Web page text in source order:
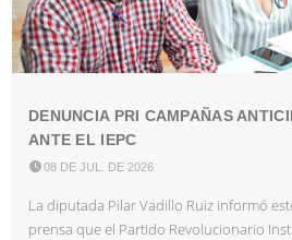
DENUNCIA PRI CAMPAÑAS
ANTE EL IEPC
08 DE JUL. DE 2026
La diputada Pilar Vadillo Ruiz informó
prensa que el Partido Revolucionario